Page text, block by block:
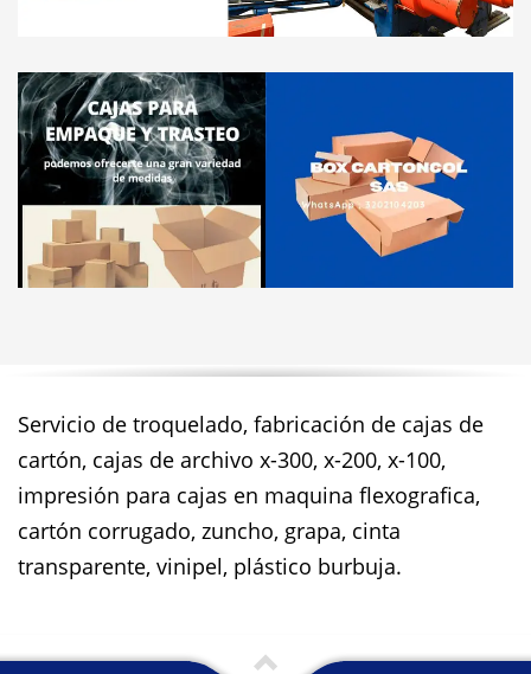
Servicio de troquelado, fabricación de cajas de
cartón, cajas de archivo x-300, x-200, x-100,
impresión para cajas en maquina flexografica,
cartón corrugado, zuncho, grapa, cinta
transparente, vinipel, plástico burbuja.